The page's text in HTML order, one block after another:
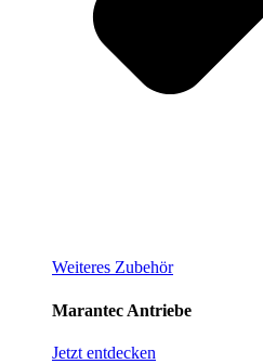
Weiteres Zubehör
Marantec Antriebe
Jetzt entdecken